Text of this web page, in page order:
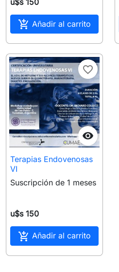
 Añadir al carrito

favorite_border
Terapias Endovenosas
VI
Suscripción de 1 meses
u$s 150
 Añadir al carrito